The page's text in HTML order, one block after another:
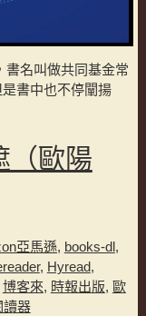
書名叫做共同基金常
書中也不停闡揚
（歐陽
亞馬遜, books-dl,
, Hyread,
博客來, 時報出版, 歐
讀器